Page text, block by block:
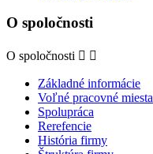
O spoločnosti
O spoločnosti  
Základné informácie
Voľné pracovné miesta
Spolupráca
Rerefencie
História firmy